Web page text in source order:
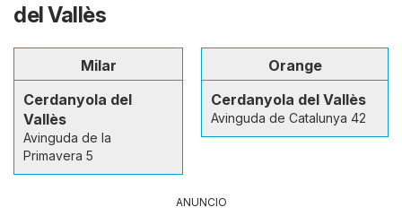
del Vallès
Milar
Cerdanyola del
Vallès
Avinguda de la
Primavera 5
Orange
Cerdanyola del Vallès
Avinguda de Catalunya 42
ANUNCIO